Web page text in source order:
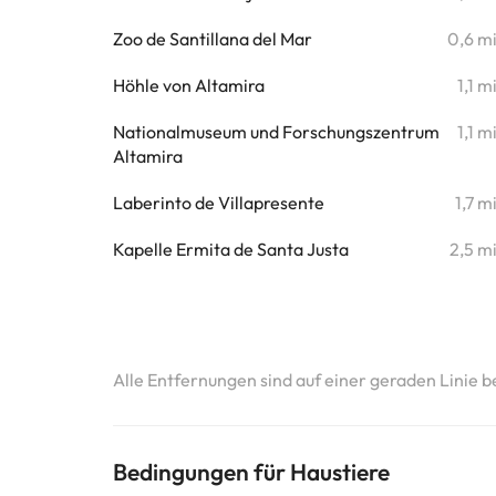
Zoo de Santillana del Mar 0,6 mi
Höhle von Altamira 1,1 mi
Nationalmuseum und Forschungszentrum
Altamira
1,1 mi
Laberinto de Villapresente 1,7 mi
Kapelle Ermita de Santa Justa 2,5 mi
Alle Entfernungen sind auf einer geraden Linie
Bedingungen für Haustiere